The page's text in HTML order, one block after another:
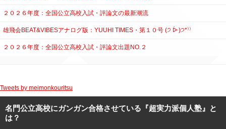
２０２６年度：全国公立高校入試・評論文の最新潮流
雄飛会BEAT&VIBESアナログ版：YUUHI TIMES・第１０号 (੭ ᐕ)੭*⁾⁾
２０２６年度：全国公立高校入試・評論文出題NO.２
Tweets by meimonkouritsu
名門公立高校にガンガン合格させている『超実力派個人塾』と
は？